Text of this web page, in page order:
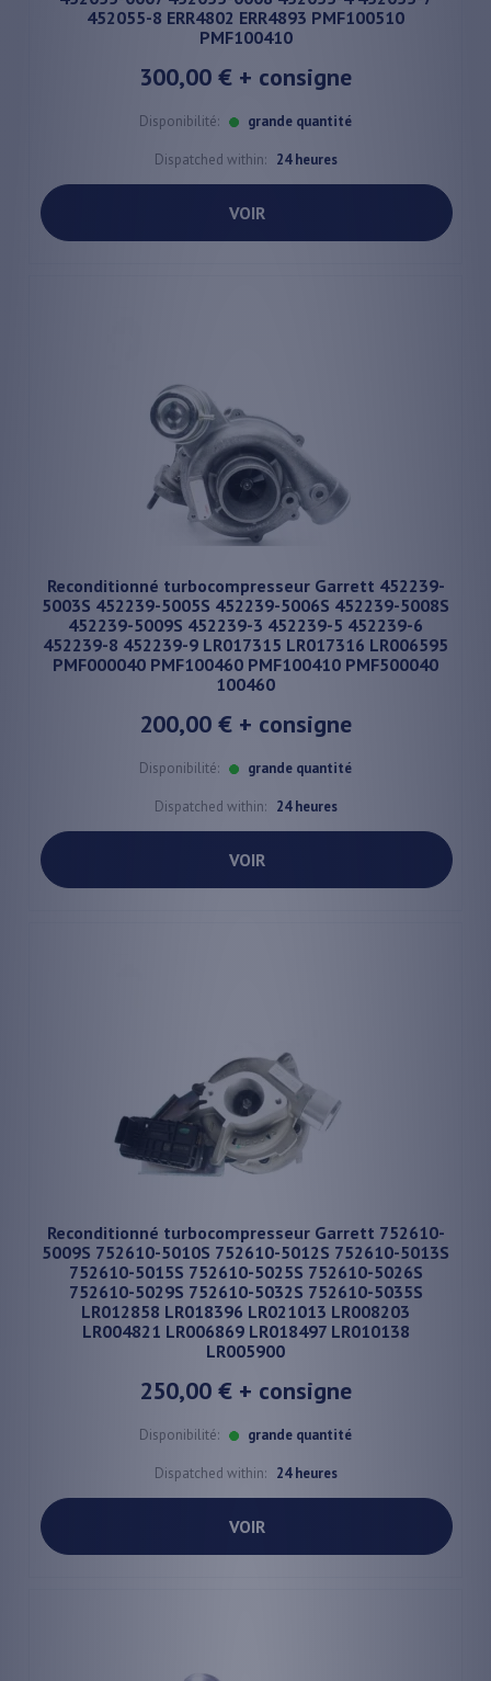
452055-8 ERR4802 ERR4893 PMF100510
PMF100410
300,00 € + consigne
Disponibilité: grande quantité
Dispatched within: 24 heures
VOIR
Reconditionné turbocompresseur Garrett 452239-
5003S 452239-5005S 452239-5006S 452239-5008S
452239-5009S 452239-3 452239-5 452239-6
452239-8 452239-9 LR017315 LR017316 LR006595
PMF000040 PMF100460 PMF100410 PMF500040
100460
200,00 € + consigne
Disponibilité: grande quantité
Dispatched within: 24 heures
VOIR
Reconditionné turbocompresseur Garrett 752610-
5009S 752610-5010S 752610-5012S 752610-5013S
752610-5015S 752610-5025S 752610-5026S
752610-5029S 752610-5032S 752610-5035S
LR012858 LR018396 LR021013 LR008203
LR004821 LR006869 LR018497 LR010138
LR005900
250,00 € + consigne
Disponibilité: grande quantité
Dispatched within: 24 heures
VOIR